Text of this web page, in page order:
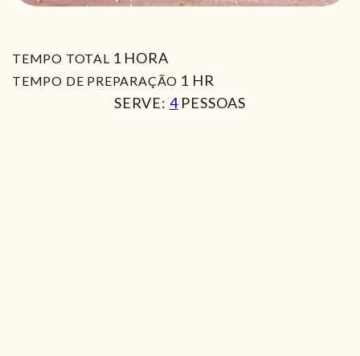
TEMPO TOTAL 1 HORA
HORA
TEMPO DE PREPARAÇÃO 1 HORA
HR
SERVE: 4 PESSOAS